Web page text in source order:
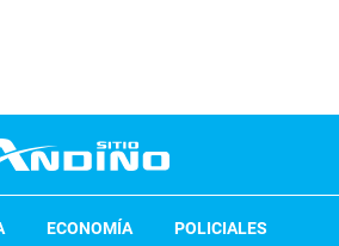
ECONOMÍA
POLICIALES